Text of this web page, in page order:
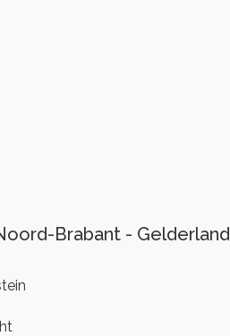
Brabant - Gelderland